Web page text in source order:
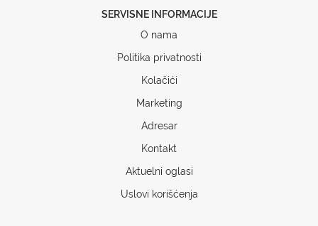
SERVISNE INFORMACIJE
O nama
Politika privatnosti
Kolačići
Marketing
Adresar
Kontakt
Aktuelni oglasi
Uslovi korišćenja